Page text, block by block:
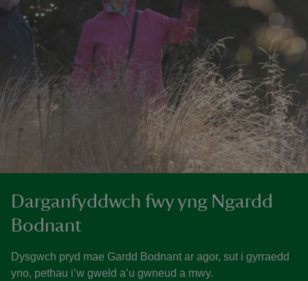
Darganfyddwch fwy yng Ngardd
Bodnant
Dysgwch pryd mae Gardd Bodnant ar agor, sut i gyrraedd
yno, pethau i’w gweld a’u gwneud a mwy.